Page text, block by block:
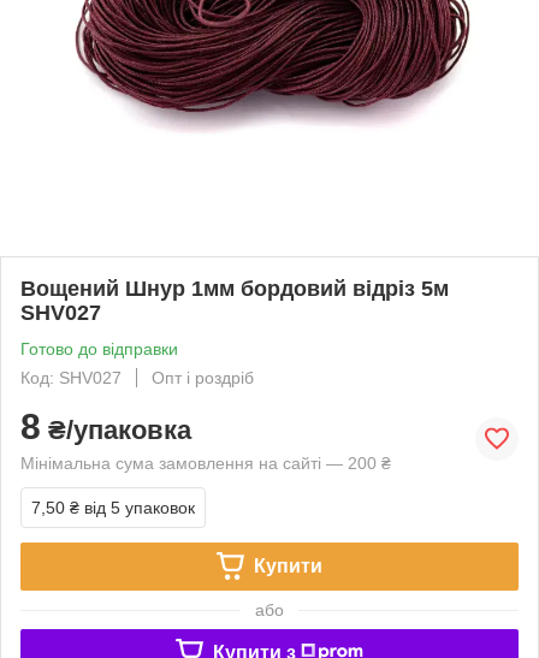
Вощений Шнур 1мм бордовий відріз 5м
SHV027
Готово до відправки
Код: SHV027
Опт і роздріб
8 ₴/упаковка
Мінімальна сума замовлення на сайті — 200 ₴
7,50 ₴ від 5 упаковок
Купити
або
Купити з